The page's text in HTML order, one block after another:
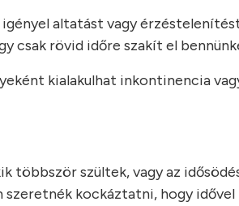
altatást vagy
csak rövid időre szakít el
kialakulhat inkontinencia
többször szültek, vagy az
szeretnék kockáztatni, hogy